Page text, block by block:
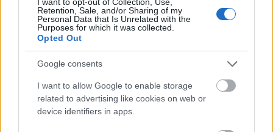
Retention, Sale, and/or Sharing of my
Personal Data that Is Unrelated with the
Purposes for which it was collected.
Opted Out
Google consents
I want to allow Google to enable storage
related to advertising like cookies on web or
device identifiers in apps.